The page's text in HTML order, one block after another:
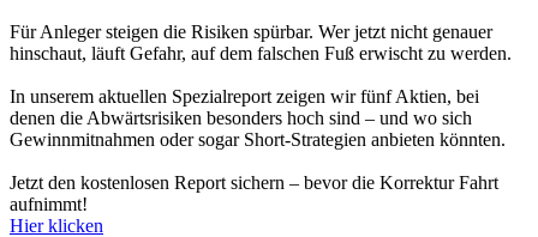
Für Anleger steigen die Risiken spürbar. Wer jetzt nicht genauer
hinschaut, läuft Gefahr, auf dem falschen Fuß erwischt zu werden.
In unserem aktuellen Spezialreport zeigen wir fünf Aktien, bei
denen die Abwärtsrisiken besonders hoch sind – und wo sich
Gewinnmitnahmen oder sogar Short-Strategien anbieten könnten.
Jetzt den kostenlosen Report sichern – bevor die Korrektur Fahrt
aufnimmt!
Hier klicken